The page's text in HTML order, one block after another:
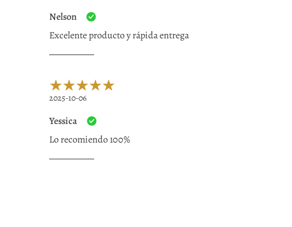
Nelson
Excelente producto y rápida entrega
2025-10-06
Yessica
Lo recomiendo 100%